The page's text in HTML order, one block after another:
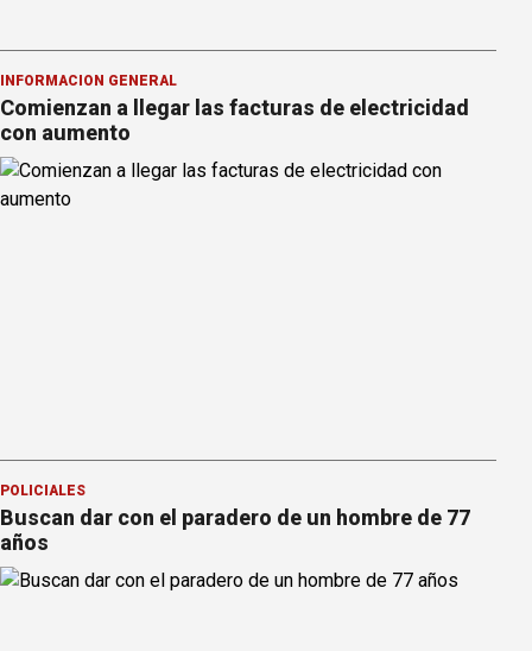
INFORMACION GENERAL
Comienzan a llegar las facturas de electricidad
con aumento
POLICIALES
Buscan dar con el paradero de un hombre de 77
años